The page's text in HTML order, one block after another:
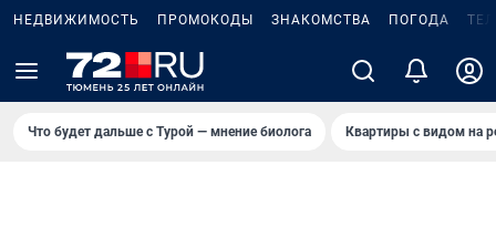
НЕДВИЖИМОСТЬ ПРОМОКОДЫ ЗНАКОМСТВА ПОГОДА
Что будет дальше с Турой — мнение биолога Квартиры с видом на